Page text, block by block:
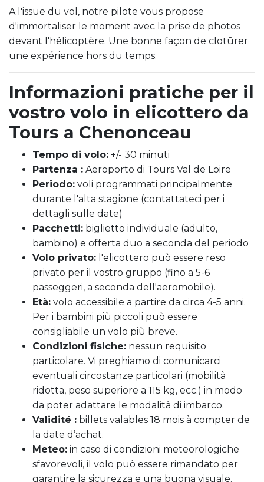
A l'issue du vol, notre pilote vous propose
d'immortaliser le moment avec la prise de photos
devant l'hélicoptère. Une bonne façon de clotûrer
une expérience hors du temps.
Informazioni pratiche per il
vostro volo in elicottero da
Tours a Chenonceau
Tempo di volo: +/- 30 minuti
Partenza : Aeroporto di Tours Val de Loire
Periodo: voli programmati principalmente
durante l'alta stagione (contattateci per i
dettagli sulle date)
Pacchetti: biglietto individuale (adulto,
bambino) e offerta duo a seconda del periodo
Volo privato: l'elicottero può essere reso
privato per il vostro gruppo (fino a 5-6
passeggeri, a seconda dell'aeromobile).
Età: volo accessibile a partire da circa 4-5 anni.
Per i bambini più piccoli può essere
consigliabile un volo più breve.
Condizioni fisiche: nessun requisito
particolare. Vi preghiamo di comunicarci
eventuali circostanze particolari (mobilità
ridotta, peso superiore a 115 kg, ecc.) in modo
da poter adattare le modalità di imbarco.
Validité : billets valables 18 mois à compter de
la date d’achat.
Meteo: in caso di condizioni meteorologiche
sfavorevoli, il volo può essere rimandato per
garantire la sicurezza e una buona visuale.